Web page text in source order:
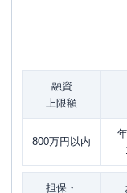
融資
上限額
800万円以内
担保・